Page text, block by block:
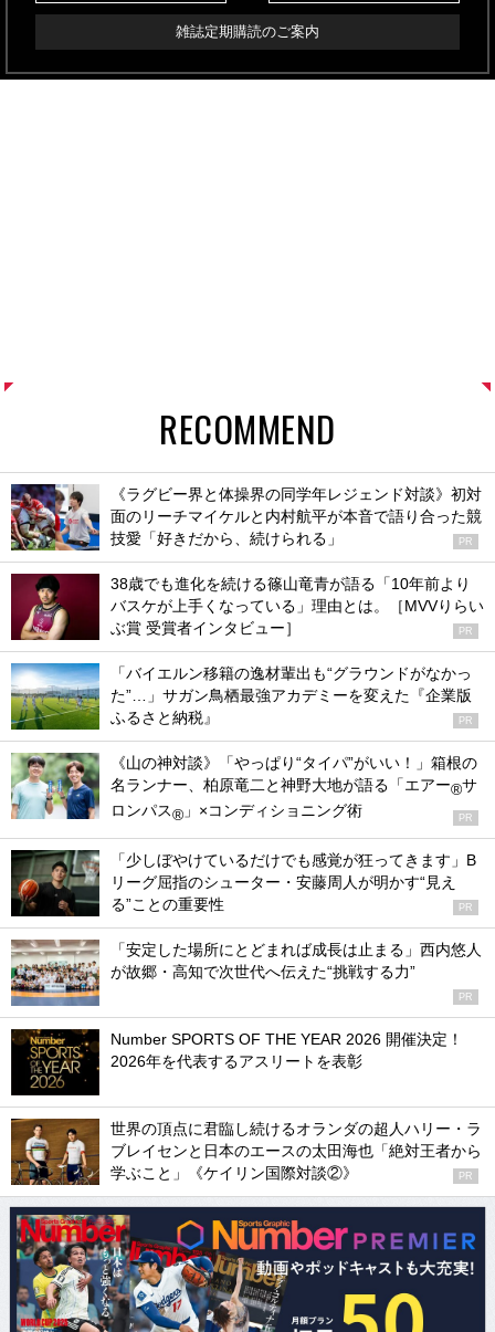
雑誌定期購読のご案内
RECOMMEND
《ラグビー界と体操界の同学年レジェンド対談》初対
面のリーチマイケルと内村航平が本音で語り合った競
技愛「好きだから、続けられる」
PR
38歳でも進化を続ける篠山竜青が語る「10年前より
バスケが上手くなっている」理由とは。［MVVりらい
ぶ賞 受賞者インタビュー］
PR
「バイエルン移籍の逸材輩出も“グラウンドがなかっ
た”…」サガン鳥栖最強アカデミーを変えた『企業版
ふるさと納税』
PR
《山の神対談》「やっぱり“タイパ”がいい！」箱根の
名ランナー、柏原竜二と神野大地が語る「エアー®サ
ロンパス® 」×コンディショニング術 PR
「少しぼやけているだけでも感覚が狂ってきます」B
リーグ屈指のシューター・安藤周人が明かす“見え
る”ことの重要性
PR
「安定した場所にとどまれば成長は止まる」西内悠人
が故郷・高知で次世代へ伝えた“挑戦する力”
PR
Number SPORTS OF THE YEAR 2026 開催決定！
2026年を代表するアスリートを表彰
世界の頂点に君臨し続けるオランダの超人ハリー・ラ
ブレイセンと日本のエースの太田海也「絶対王者から
学ぶこと」《ケイリン国際対談②》
PR